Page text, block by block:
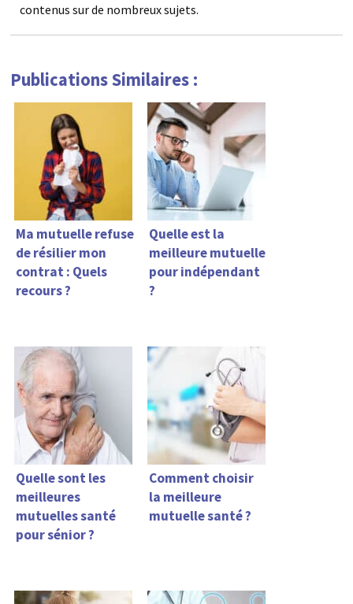
contenus sur de nombreux sujets.
Publications Similaires :
Ma mutuelle refuse
de résilier mon
contrat : Quels
recours ?
Quelle est la
meilleure mutuelle
pour indépendant
?
Quelle sont les
meilleures
mutuelles santé
pour sénior ?
Comment choisir
la meilleure
mutuelle santé ?